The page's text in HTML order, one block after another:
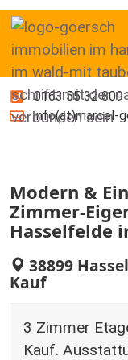
0163 55 32 809
info(at)marcel-
Modern &
Zimmer-
Hasselfelde
38899
Kauf
3 Zimmer
Kauf.